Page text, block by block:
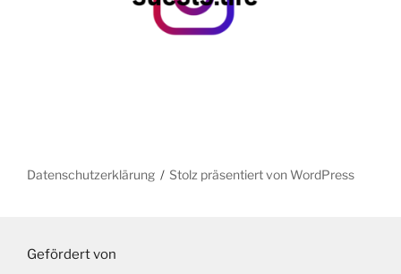
Datenschutzerklärung Stolz präsentiert von WordPress
Gefördert von